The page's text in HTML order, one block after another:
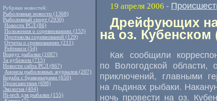
Рубрики новостей:
Рыболовные новости (1368)
Рыболовный спорт (2930)
Новости РСЛ (86)
Положения о соревнованиях (153)
Протоколы соревнований (129)
Отчеты о сревнованиях (211)
Рейтинги (54)
Вокруг рыбалки (1087)
За рубежом (715)
Новости сайта РСЛ (867)
Анонсы рыболовных журналов (207)
Борьба с браконьерами (650)
Происшествия (698)
Экология (404)
Hi-tech для рыбалки (155)
19 апреля 2006 -
Дрейфующих
на оз. Кубенском
Как сообщили
по Вологодской области,
приключений, главными
на льдинах рыбаки.
ночь провести на оз.